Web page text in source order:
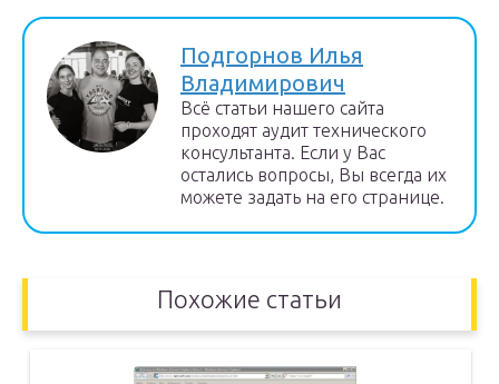
Подгорнов Илья
Владимирович
Всё статьи нашего сайта
проходят аудит технического
консультанта. Если у Вас
остались вопросы, Вы всегда их
можете задать на его странице.
Похожие статьи